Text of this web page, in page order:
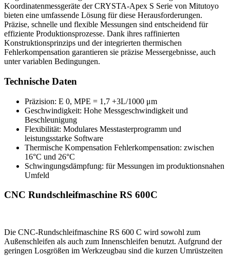
Koordinatenmessgeräte der CRYSTA-Apex S Serie von Mitutoyo
bieten eine umfassende Lösung für diese Herausforderungen.
Präzise, schnelle und flexible Messungen sind entscheidend für
effiziente Produktionsprozesse. Dank ihres raffinierten
Konstruktionsprinzips und der integrierten thermischen
Fehlerkompensation garantieren sie präzise Messergebnisse, auch
unter variablen Bedingungen.
Technische Daten
Präzision: E 0, MPE = 1,7 +3L/1000 μm
Geschwindigkeit: Hohe Messgeschwindigkeit und
Beschleunigung
Flexibilität: Modulares Messtasterprogramm und
leistungsstarke Software
Thermische Kompensation Fehlerkompensation: zwischen
16°C und 26°C
Schwingungsdämpfung: für Messungen im produktionsnahen
Umfeld
CNC Rundschleifmaschine RS 600C
Die CNC-Rundschleifmaschine RS 600 C wird sowohl zum
Außenschleifen als auch zum Innenschleifen benutzt. Aufgrund der
geringen Losgrößen im Werkzeugbau sind die kurzen Umrüstzeiten